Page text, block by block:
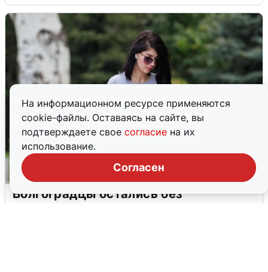
На информационном ресурсе применяются
cookie-файлы. Оставаясь на сайте, вы
подтверждаете свое согласие на их
использование.
Согласен
Волгоградцы остались без